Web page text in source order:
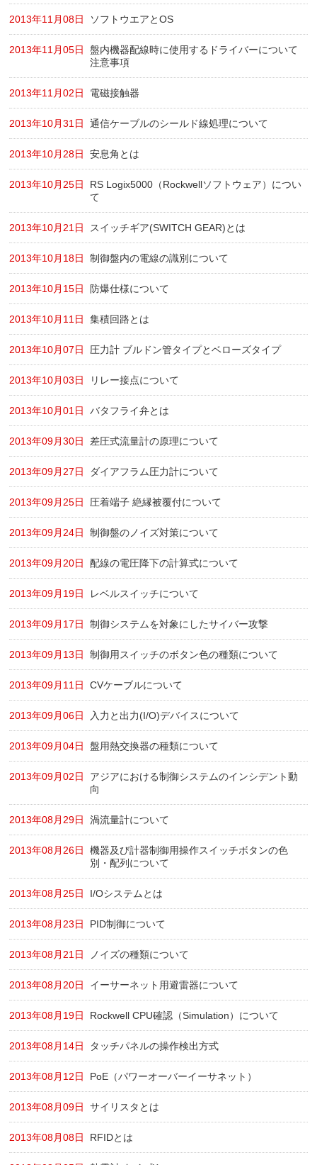
2013年11月08日 ソフトウエアとOS
2013年11月05日
盤内機器配線時に使用するドライバーについて
注意事項
2013年11月02日 電磁接触器
2013年10月31日 通信ケーブルのシールド線処理について
2013年10月28日 安息角とは
2013年10月25日
RS Logix5000（Rockwellソフトウェア）につい
て
2013年10月21日 スイッチギア(SWITCH GEAR)とは
2013年10月18日 制御盤内の電線の識別について
2013年10月15日 防爆仕様について
2013年10月11日 集積回路とは
2013年10月07日 圧力計 ブルドン管タイプとベローズタイプ
2013年10月03日 リレー接点について
2013年10月01日 バタフライ弁とは
2013年09月30日 差圧式流量計の原理について
2013年09月27日 ダイアフラム圧力計について
2013年09月25日 圧着端子 絶縁被覆付について
2013年09月24日 制御盤のノイズ対策について
2013年09月20日 配線の電圧降下の計算式について
2013年09月19日 レベルスイッチについて
2013年09月17日 制御システムを対象にしたサイバー攻撃
2013年09月13日 制御用スイッチのボタン色の種類について
2013年09月11日 CVケーブルについて
2013年09月06日 入力と出力(I/O)デバイスについて
2013年09月04日 盤用熱交換器の種類について
2013年09月02日
アジアにおける制御システムのインシデント動
向
2013年08月29日 渦流量計について
2013年08月26日
機器及び計器制御用操作スイッチボタンの色
別・配列について
2013年08月25日 I/Oシステムとは
2013年08月23日 PID制御について
2013年08月21日 ノイズの種類について
2013年08月20日 イーサーネット用避雷器について
2013年08月19日 Rockwell CPU確認（Simulation）について
2013年08月14日 タッチパネルの操作検出方式
2013年08月12日 PoE（パワーオーバーイーサネット）
2013年08月09日 サイリスタとは
2013年08月08日 RFIDとは